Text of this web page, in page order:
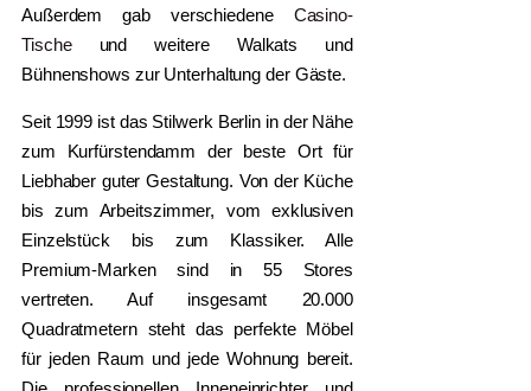
Außerdem gab verschiedene Casino-
Tischeund weitere Walkats und
Bühnenshows zur Unterhaltung der Gäste.
Seit 1999 ist das Stilwerk Berlin in der Nähe
zum Kurfürstendamm der beste Ort für
Liebhaber guter Gestaltung. Von der Küche
bis zum Arbeitszimmer, vom exklusiven
Einzelstück bis zum Klassiker. Alle
Premium-Marken sind in 55 Stores
vertreten. Auf insgesamt 20.000
Quadratmetern steht das perfekte Möbel
für jeden Raum und jede Wohnung bereit.